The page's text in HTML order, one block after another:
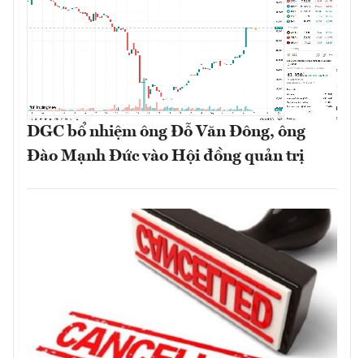
DGC bổ nhiệm ông Đỗ Văn Đông, ông
Đào Mạnh Đức vào Hội đồng quản trị